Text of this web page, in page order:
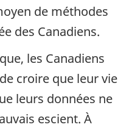
de méthodes
des Canadiens.
les Canadiens
croire que leur vie
leurs données ne
escient. À